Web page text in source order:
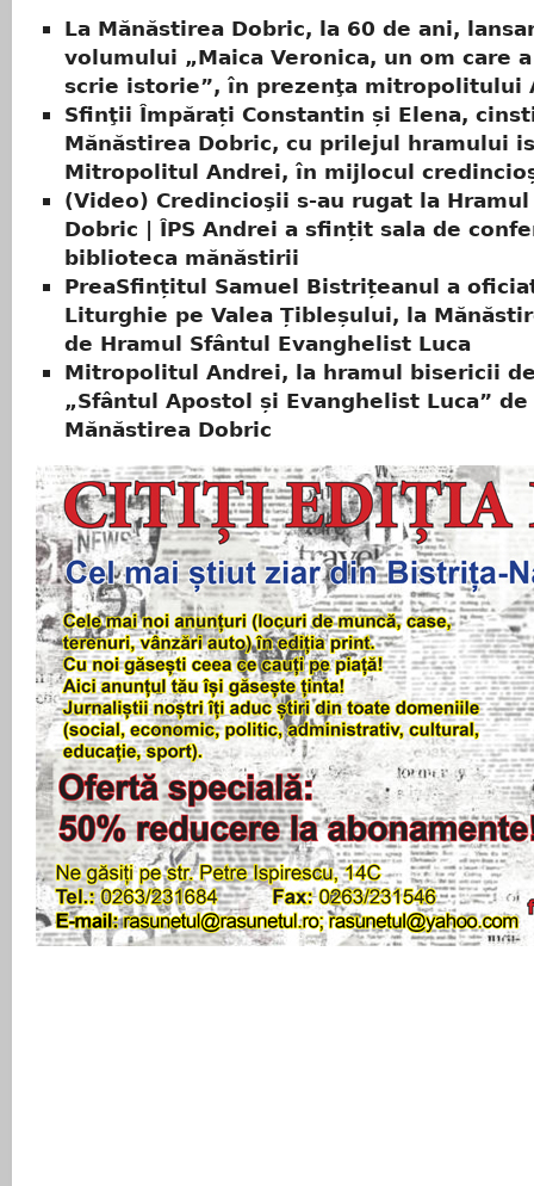
La Mănăstirea Dobric, la 60 de ani,
volumului „Maica Veronica, un om care
scrie istorie”, în prezenţa mitropolitului
Sfinţii Împărați Constantin și Elena,
Mănăstirea Dobric, cu prilejul hramului
Mitropolitul Andrei, în mijlocul
(Video) Credincioşii s-au rugat la
Dobric | ÎPS Andrei a sfințit sala de
biblioteca mănăstirii
PreaSfințitul Samuel Bistrițeanul a
Liturghie pe Valea Țibleșului, la
de Hramul Sfântul Evanghelist Luca
Mitropolitul Andrei, la hramul bisericii
„Sfântul Apostol și Evanghelist Luca” de
Mănăstirea Dobric